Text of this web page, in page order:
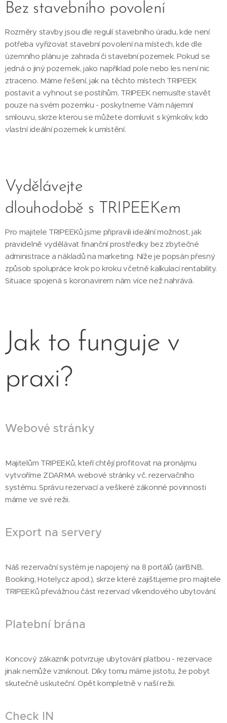
Bez stavebního povolení
Rozměry stavby jsou dle regulí stavebního úradu, kde není
potřeba vyřizovat stavební povolení na místech, kde dle
územního plánu je zahrada či stavební pozemek. Pokud se
jedná o jiný pozemek, jako například pole nebo les není nic
ztraceno. Máme řešení, jak na těchto místech TRIPEEK
postavit a vyhnout se postihům. TRIPEEK nemusíte stavět
pouze na svém pozemku - poskytneme Vám nájemní
smlouvu, skrze kterou se můžete domluvit s kýmkoliv, kdo
vlastní ideální pozemek k umístění.
Vydělávejte
dlouhodobě s TRIPEEKem
Pro majitele TRIPEEKů jsme připravili ideální možnost, jak
pravidelně vydělávat finanční prostředky bez zbytečné
administrace a nákladů na marketing. Níže je popsán přesný
způsob spolupráce krok po kroku včetně kalkulací rentability.
Situace spojená s koronavirem nám více než nahrává.
Jak to funguje v
praxi?
Webové stránky
Majitelům TRIPEEKů, kteří chtějí profitovat na pronájmu
vytvoříme ZDARMA webové stránky vč. rezervačního
systému. Správu rezervací a veškeré zákonné povinnosti
máme ve své režii.
Export na servery
Náš rezervační systém je napojený na 8 portálů (airBNB,
Booking, Hotely.cz apod.), skrze které zajišťujeme pro majitele
TRIPEEKů převážnou část rezervací víkendového ubytování.
Platební brána
Koncový zákazník potvrzuje ubytování platbou - rezervace
jinak nemůže vzniknout. Díky tomu máme jistotu, že pobyt
skutečně uskuteční. Opět kompletně v naší režii.
Check IN